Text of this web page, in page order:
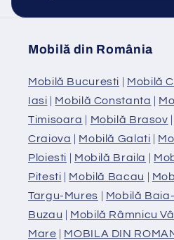
Mobilă din România
Mobilă Bucuresti | Mobilă
Iasi | Mobilă Constanta |
Timisoara | Mobilă Brasov |
Craiova | Mobilă Galati |
Ploiesti | Mobilă Braila |
Pitesti | Mobilă Bacau |
Targu-Mures | Mobilă
Buzau | Mobilă Râmnicu
Mare | MOBILA DIN